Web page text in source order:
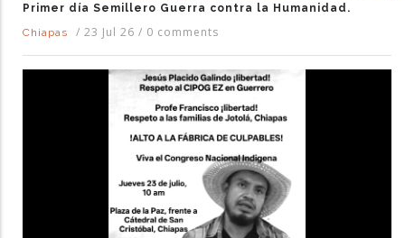
Primer día Semillero Guerra contra la Humanidad.
Chiapas
/ 23 Jul 26 / 0 comments